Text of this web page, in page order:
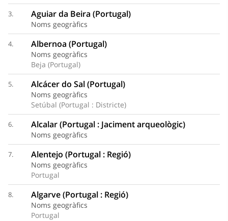
3. Aguiar da Beira (Portugal)
Noms geogràfics
4. Albernoa (Portugal)
Noms geogràfics
Beja (Portugal)
5. Alcácer do Sal (Portugal)
Noms geogràfics
Setúbal (Portugal : Districte)
6. Alcalar (Portugal : Jaciment arqueològic)
Noms geogràfics
7. Alentejo (Portugal : Regió)
Noms geogràfics
Portugal
8. Algarve (Portugal : Regió)
Noms geogràfics
Portugal